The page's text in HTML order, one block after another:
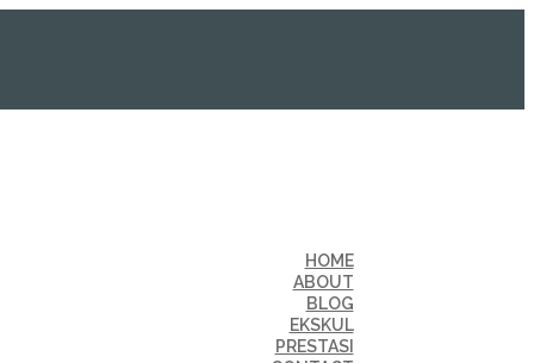
HOME
ABOUT
BLOG
EKSKUL
PRESTASI